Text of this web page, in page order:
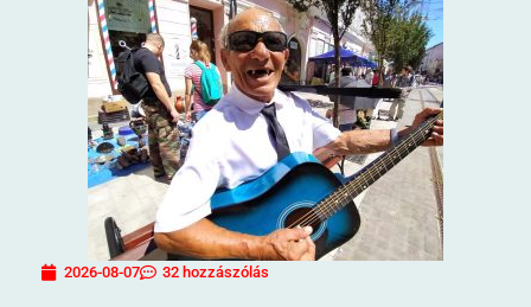
2026-08-07 32 hozzászólás